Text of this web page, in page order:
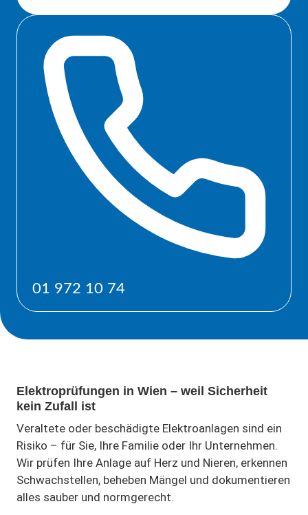
01 972 10 74
Elektroprüfungen in Wien – weil Sicherheit
kein Zufall ist
Veraltete oder beschädigte Elektroanlagen sind ein
Risiko – für Sie, Ihre Familie oder Ihr Unternehmen.
Wir prüfen Ihre Anlage auf Herz und Nieren, erkennen
Schwachstellen, beheben Mängel und dokumentieren
alles sauber und normgerecht.